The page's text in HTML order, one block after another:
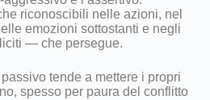
riconoscibili nelle azioni, nel
emozioni sottostanti e negli
— che persegue.
tende a mettere i propri
spesso per paura del conflitto